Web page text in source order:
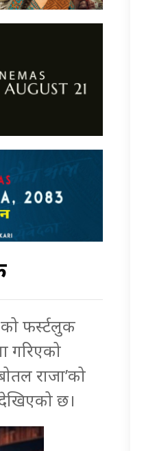
को फर्स्टलुक
गरिएको
राजा’को
छ।